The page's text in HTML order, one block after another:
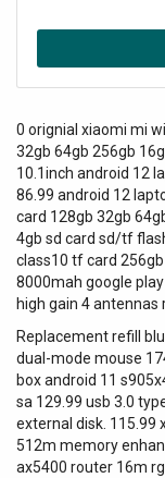
0 orignial xiaomi mi
32gb 64gb 256gb
10.1inch android 12
86.99 android 12
card 128gb 32gb
4gb sd card sd/tf
class10 tf card
8000mah google
high gain 4 antennas
Replacement refill
dual-mode mouse
box android 11
sa 129.99 usb 3.0
external disk. 115.99
512m memory
ax5400 router 16m